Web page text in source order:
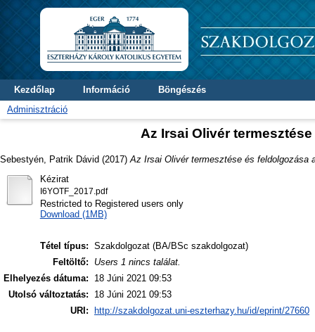
Kezdőlap Információ
Böngészés
Adminisztráció
Az Irsai Olivér
Sebestyén, Patrik Dávid (2017) Az Irsai Olivér termesztése és feldolgozása
Kézirat
I6YOTF_2017.pdf
Restricted to Registered users only
Download (1MB)
Tétel típus: Szakdolgozat (BA/BSc szakdolgozat)
Feltöltő:
Users 1 nincs találat.
Elhelyezés dátuma:
18 Júni 2021 09:53
Utolsó változtatás:
18 Júni 2021 09:53
URI:
http://szakdolgozat.uni-eszterhazy.hu/id/eprint/27660